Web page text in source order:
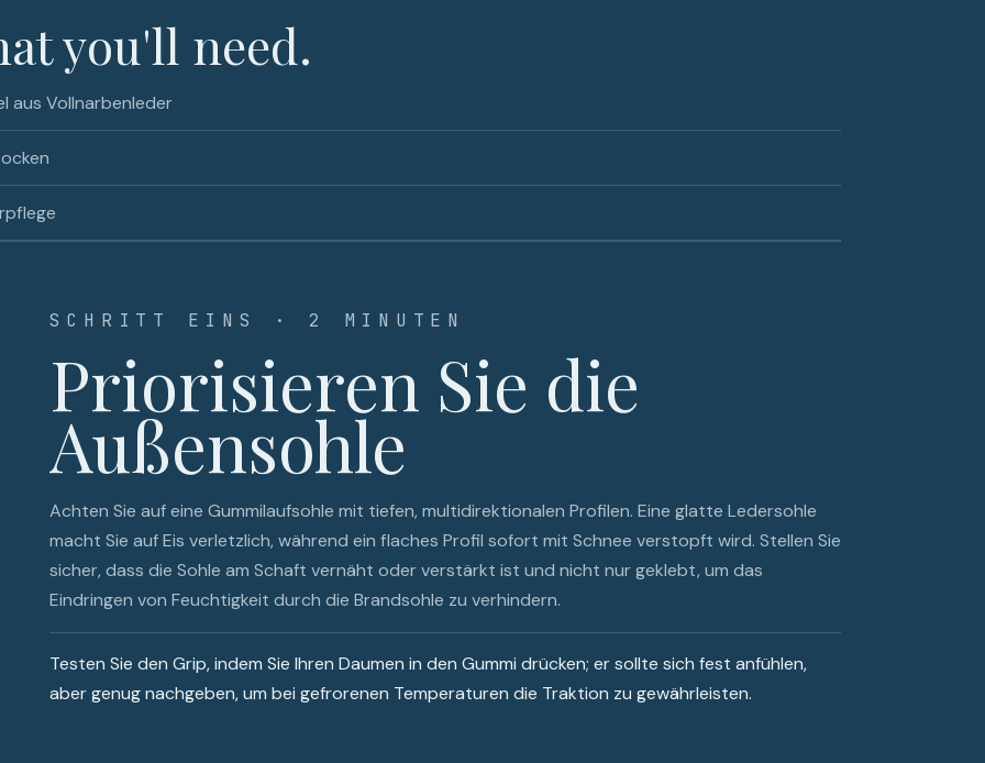
you'll need.
aus Vollnarbenleder
SCHRITT EINS · 2 MINUTEN
Priorisieren Sie die
Außensohle
Achten Sie auf eine Gummilaufsohle mit tiefen, multidirektionalen Profilen. Eine glatte Ledersohle
macht Sie auf Eis verletzlich, während ein flaches Profil sofort mit Schnee verstopft wird. Stellen Sie
sicher, dass die Sohle am Schaft vernäht oder verstärkt ist und nicht nur geklebt, um das
Eindringen von Feuchtigkeit durch die Brandsohle zu verhindern.
Testen Sie den Grip, indem Sie Ihren Daumen in den Gummi drücken; er sollte sich fest anfühlen,
aber genug nachgeben, um bei gefrorenen Temperaturen die Traktion zu gewährleisten.